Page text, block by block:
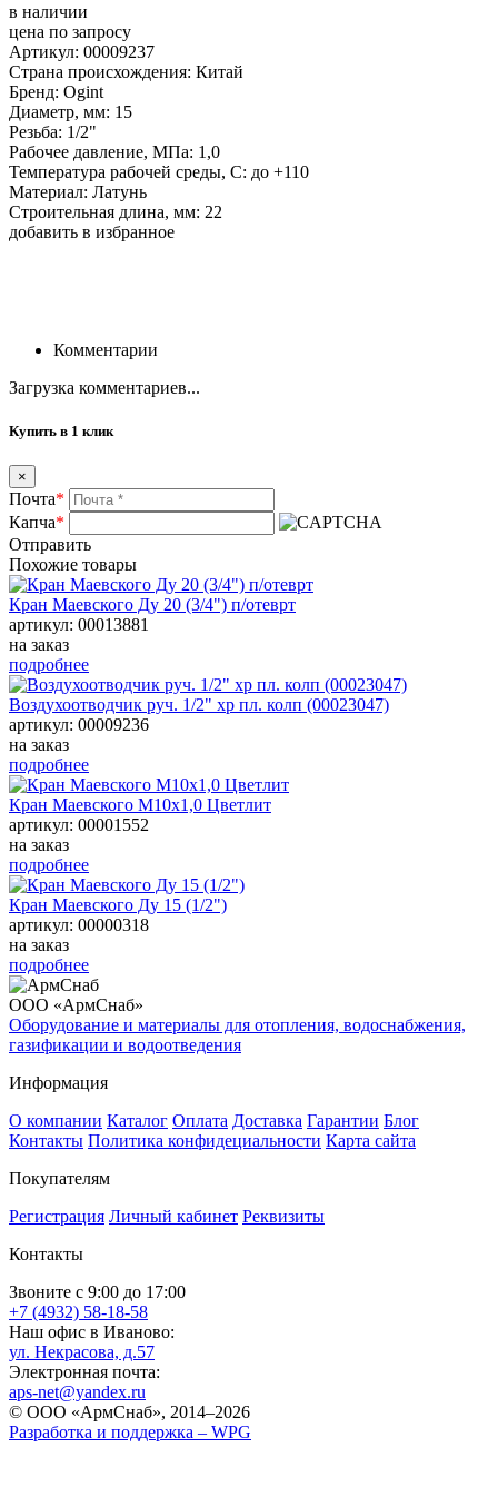
в наличии
цена по запросу
Артикул: 00009237
Страна происхождения: Китай
Бренд: Ogint
Диаметр, мм: 15
Резьба: 1/2"
Рабочее давление, МПа: 1,0
Температура рабочей среды, С: до +110
Материал: Латунь
Строительная длина, мм: 22
добавить в избранное
Комментарии
Загрузка комментариев...
Купить в 1 клик
×
Почта*
Капча*
Отправить
Похожие товары
Кран Маевского Ду 20 (3/4") п/отеврт
артикул: 00013881
на заказ
подробнее
Воздухоотводчик руч. 1/2" хр пл. колп (00023047)
артикул: 00009236
на заказ
подробнее
Кран Маевского М10х1,0 Цветлит
артикул: 00001552
на заказ
подробнее
Кран Маевского Ду 15 (1/2")
артикул: 00000318
на заказ
подробнее
ООО «АрмСнаб»
Оборудование и материалы для отопления, водоснабжения,
газификации и водоотведения
Информация
О компании Каталог Оплата Доставка Гарантии Блог
Контакты Политика конфидециальности Карта сайта
Покупателям
Регистрация Личный кабинет Реквизиты
Контакты
Звоните с 9:00 до 17:00
+7 (4932) 58-18-58
Наш офис в Иваново:
ул. Некрасова, д.57
Электронная почта:
aps-net@yandex.ru
© ООО «АрмСнаб», 2014–2026
Разработка и поддержка – WPG